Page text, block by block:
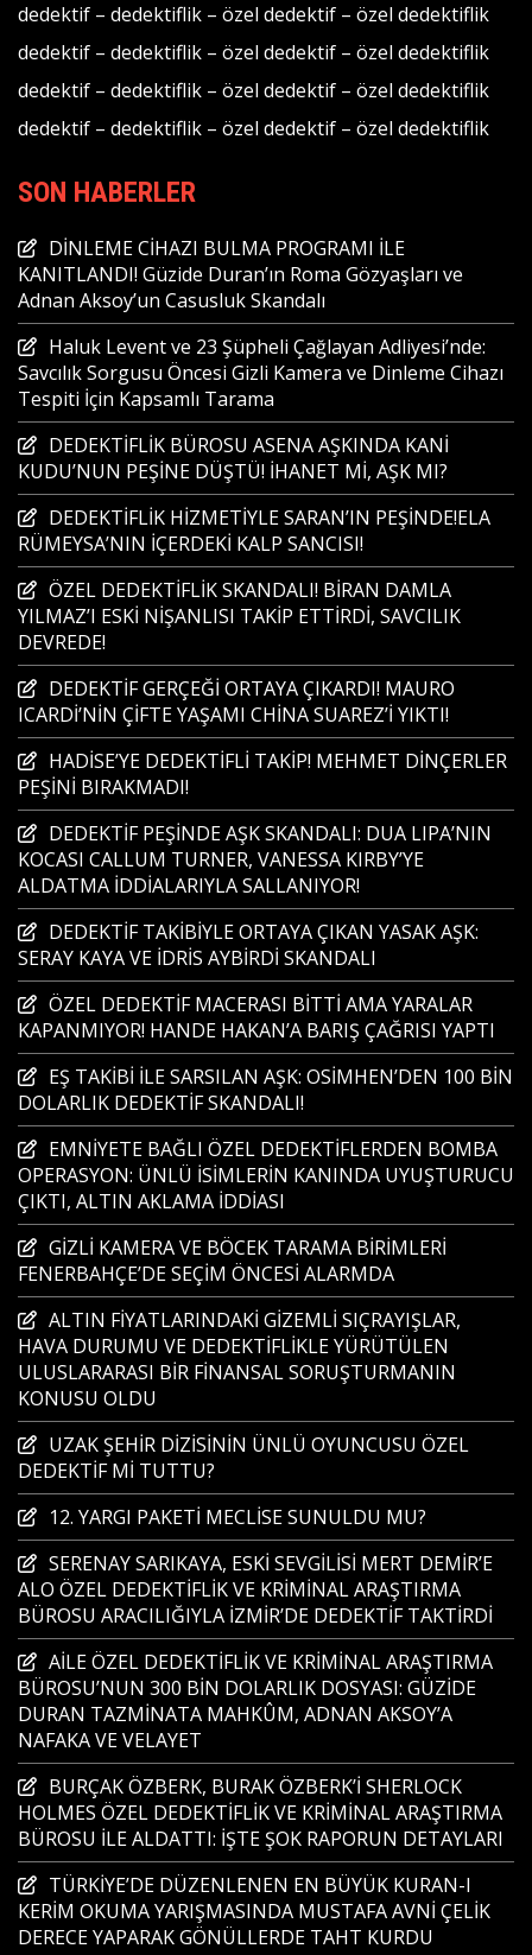
dedektif – dedektiflik – özel dedektif – özel dedektiflik
dedektif – dedektiflik – özel dedektif – özel dedektiflik
dedektif – dedektiflik – özel dedektif – özel dedektiflik
dedektif – dedektiflik – özel dedektif – özel dedektiflik
SON HABERLER
DİNLEME CİHAZI BULMA PROGRAMI İLE
KANITLANDI! Güzide Duran’ın Roma Gözyaşları ve
Adnan Aksoy’un Casusluk Skandalı
Haluk Levent ve 23 Şüpheli Çağlayan Adliyesi’nde:
Savcılık Sorgusu Öncesi Gizli Kamera ve Dinleme Cihazı
Tespiti İçin Kapsamlı Tarama
DEDEKTİFLİK BÜROSU ASENA AŞKINDA KANİ
KUDU’NUN PEŞİNE DÜŞTÜ! İHANET Mİ, AŞK MI?
DEDEKTİFLİK HİZMETİYLE SARAN’IN PEŞİNDE!ELA
RÜMEYSA’NIN İÇERDEKİ KALP SANCISI!
ÖZEL DEDEKTİFLİK SKANDALI! BİRAN DAMLA
YILMAZ’I ESKİ NİŞANLISI TAKİP ETTİRDİ, SAVCILIK
DEVREDE!
DEDEKTİF GERÇEĞİ ORTAYA ÇIKARDI! MAURO
ICARDİ’NİN ÇİFTE YAŞAMI CHİNA SUAREZ’İ YIKTI!
HADİSE’YE DEDEKTİFLİ TAKİP! MEHMET DİNÇERLER
PEŞİNİ BIRAKMADI!
DEDEKTİF PEŞİNDE AŞK SKANDALI: DUA LIPA’NIN
KOCASI CALLUM TURNER, VANESSA KIRBY’YE
ALDATMA İDDİALARIYLA SALLANIYOR!
DEDEKTİF TAKİBİYLE ORTAYA ÇIKAN YASAK AŞK:
SERAY KAYA VE İDRİS AYBİRDİ SKANDALI
ÖZEL DEDEKTİF MACERASI BİTTİ AMA YARALAR
KAPANMIYOR! HANDE HAKAN’A BARIŞ ÇAĞRISI YAPTI
EŞ TAKİBİ İLE SARSILAN AŞK: OSİMHEN’DEN 100 BİN
DOLARLIK DEDEKTİF SKANDALI!
EMNİYETE BAĞLI ÖZEL DEDEKTİFLERDEN BOMBA
OPERASYON: ÜNLÜ İSİMLERİN KANINDA UYUŞTURUCU
ÇIKTI, ALTIN AKLAMA İDDİASI
GİZLİ KAMERA VE BÖCEK TARAMA BİRİMLERİ
FENERBAHÇE’DE SEÇİM ÖNCESİ ALARMDA
ALTIN FİYATLARINDAKİ GİZEMLİ SIÇRAYIŞLAR,
HAVA DURUMU VE DEDEKTİFLİKLE YÜRÜTÜLEN
ULUSLARARASI BİR FİNANSAL SORUŞTURMANIN
KONUSU OLDU
UZAK ŞEHİR DİZİSİNİN ÜNLÜ OYUNCUSU ÖZEL
DEDEKTİF Mİ TUTTU?
12. YARGI PAKETİ MECLİSE SUNULDU MU?
SERENAY SARIKAYA, ESKİ SEVGİLİSİ MERT DEMİR’E
ALO ÖZEL DEDEKTİFLİK VE KRİMİNAL ARAŞTIRMA
BÜROSU ARACILIĞIYLA İZMİR’DE DEDEKTİF TAKTİRDİ
AİLE ÖZEL DEDEKTİFLİK VE KRİMİNAL ARAŞTIRMA
BÜROSU’NUN 300 BİN DOLARLIK DOSYASI: GÜZİDE
DURAN TAZMİNATA MAHKÛM, ADNAN AKSOY’A
NAFAKA VE VELAYET
BURÇAK ÖZBERK, BURAK ÖZBERK’İ SHERLOCK
HOLMES ÖZEL DEDEKTİFLİK VE KRİMİNAL ARAŞTIRMA
BÜROSU İLE ALDATTI: İŞTE ŞOK RAPORUN DETAYLARI
TÜRKİYE’DE DÜZENLENEN EN BÜYÜK KURAN-I
KERİM OKUMA YARIŞMASINDA MUSTAFA AVNİ ÇELİK
DERECE YAPARAK GÖNÜLLERDE TAHT KURDU